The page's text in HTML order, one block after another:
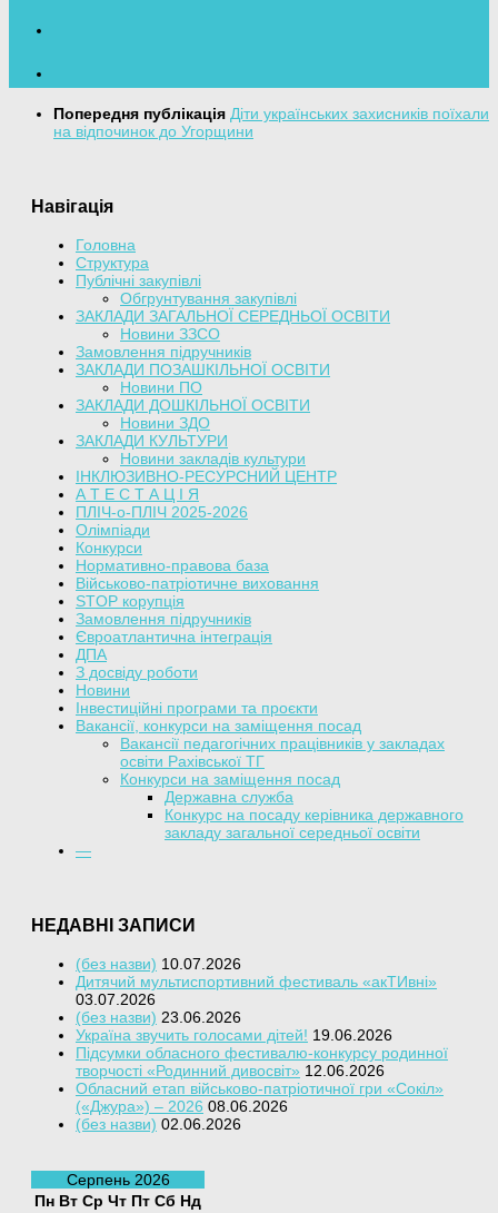
Попередня публікація Діти українських захисників поїхали
на відпочинок до Угорщини
Навігація
Головна
Структура
Публічні закупівлі
Обгрунтування закупівлі
ЗАКЛАДИ ЗАГАЛЬНОЇ СЕРЕДНЬОЇ ОСВІТИ
Новини ЗЗСО
Замовлення підручників
ЗАКЛАДИ ПОЗАШКІЛЬНОЇ ОСВІТИ
Новини ПО
ЗАКЛАДИ ДОШКІЛЬНОЇ ОСВІТИ
Новини ЗДО
ЗАКЛАДИ КУЛЬТУРИ
Новини закладів культури
ІНКЛЮЗИВНО-РЕСУРСНИЙ ЦЕНТР
А Т Е С Т А Ц І Я
ПЛІЧ-о-ПЛІЧ 2025-2026
Олімпіади
Конкурси
Нормативно-правова база
Військово-патріотичне виховання
STOP корупція
Замовлення підручників
Євроатлантична інтеграція
ДПА
З досвіду роботи
Новини
Інвестиційні програми та проєкти
Вакансії, конкурси на заміщення посад
Вакансії педагогічних працівників у закладах
освіти Рахівської ТГ
Конкурси на заміщення посад
Державна служба
Конкурс на посаду керівника державного
закладу загальної середньої освіти
—
НЕДАВНІ ЗАПИСИ
(без назви) 10.07.2026
Дитячий мультиспортивний фестиваль «акТИвні»
03.07.2026
(без назви) 23.06.2026
Україна звучить голосами дітей! 19.06.2026
Підсумки обласного фестивалю-конкурсу родинної
творчості «Родинний дивосвіт» 12.06.2026
Обласний етап військово-патріотичної гри «Сокіл»
(«Джура») – 2026 08.06.2026
(без назви) 02.06.2026
Серпень 2026
Пн Вт Ср Чт Пт Сб Нд